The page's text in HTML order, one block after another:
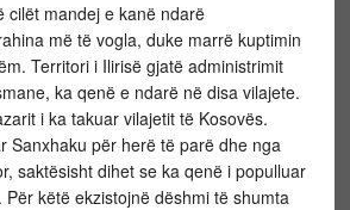
cilët mandej e kanë ndarë
më të vogla, duke marrë kuptimin
Territori i Ilirisë gjatë administrimit
ka qenë e ndarë në disa vilajete.
i ka takuar vilajetit të Kosovës.
Sanxhaku për herë të parë dhe nga
saktësisht dihet se ka qenë i populluar
Për këtë ekzistojnë dëshmi të shumta